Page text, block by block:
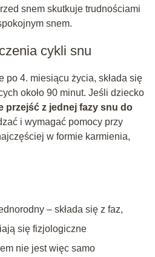
snem skutkuje trudnościami
snem.
cykli snu
po 4. miesiącu życia, składa się
około 90 minut. Jeśli dziecko
przejść z jednej fazy snu do
i wymagać pomocy przy
w formie karmienia,
– składa się z faz,
się fizjologiczne
nie jest więc samo